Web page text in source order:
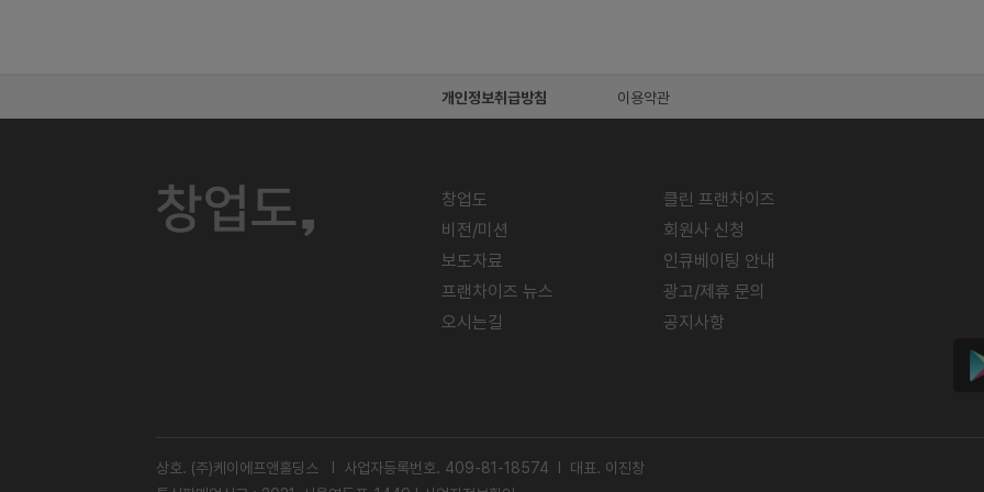
개인정보취급방침 이용약관
창업도
비전/미션
보도자료
프랜차이즈 뉴스
오시는길
클린 프랜차이즈
회원사 신청
인큐베이팅 안내
광고/제휴 문의
공지사항
상호. (주)케이에프앤홀딩스 l 사업자등록번호. 409-81-18574 l 대표. 이진창